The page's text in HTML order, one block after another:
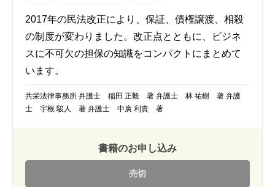
2017年の民法改正により、保証、債権譲渡、相殺
の制度が変わりました。改正点とともに、ビジネ
スに不可欠の担保の知識をコンパクトにまとめて
います。
共栄法律事務所 弁護士 稲田 正毅 著 弁護士 林 祐樹 著 弁護
士 宇根 駿人 著 弁護士 中廣 利貴 著
書籍のお申し込み
売切